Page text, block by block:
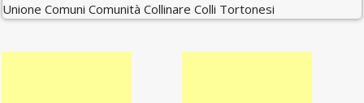
Unione Comuni Comunità Collinare Colli Tortonesi